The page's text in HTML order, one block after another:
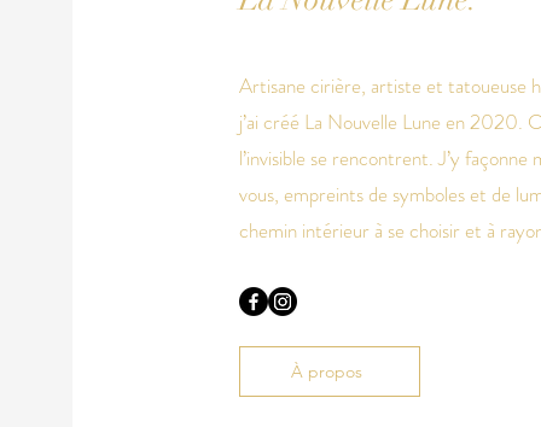
Artisane cirière, artiste et tatoueuse
j’ai créé La Nouvelle Lune en 2020.
l’invisible se rencontrent. J’y façonne
vous, empreints de symboles et de
chemin intérieur à se choisir et à
À propos